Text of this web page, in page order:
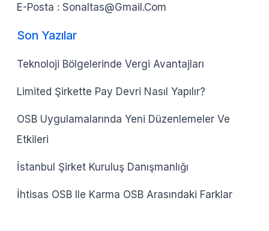
E-Posta : Sonaltas@gmail.com
Son Yazılar
Teknoloji Bölgelerinde Vergi Avantajları
Limited Şirkette Pay Devri Nasıl Yapılır?
OSB Uygulamalarında Yeni Düzenlemeler Ve
Etkileri
İstanbul Şirket Kuruluş Danışmanlığı
İhtisas OSB Ile Karma OSB Arasındaki Farklar